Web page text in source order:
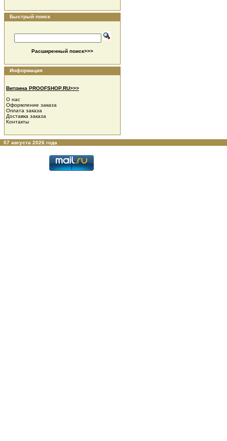
Быстрый поиск
Расширенный поиск>>>
Информация
Витрина PROOFSHOP.RU>>>
О нас
Оформление заказа
Оплата заказа
Доставка заказа
Контакты
07 августа 2026 года